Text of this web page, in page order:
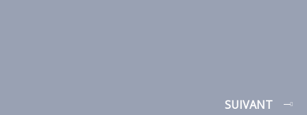
SUIVANT